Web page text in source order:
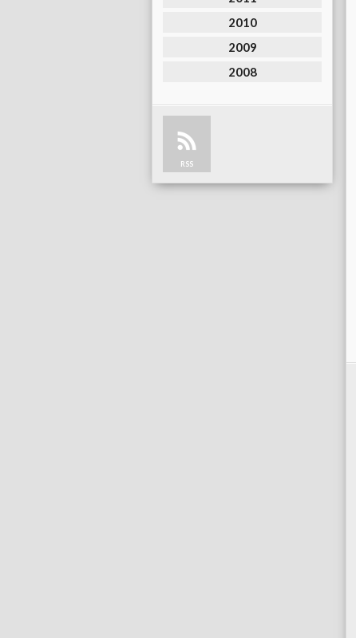
2010
2009
2008
RSS